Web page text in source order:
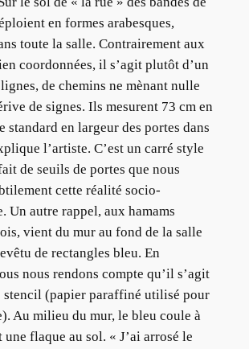
en formes arabesques,
toute la salle. Contrairement aux
coordonnées, il s’agit plutôt d’un
de chemins ne mènant nulle
de signes. Ils mesurent 73 cm en
standard en largeur des portes dans
l’artiste. C’est un carré style
de seuils de portes que nous
cette réalité socio-
Un autre rappel, aux hamams
vient du mur au fond de la salle
de rectangles bleu. En
nous rendons compte qu’il s’agit
stencil (papier paraffiné utilisé pour
Au milieu du mur, le bleu coule à
flaque au sol. « J’ai arrosé le